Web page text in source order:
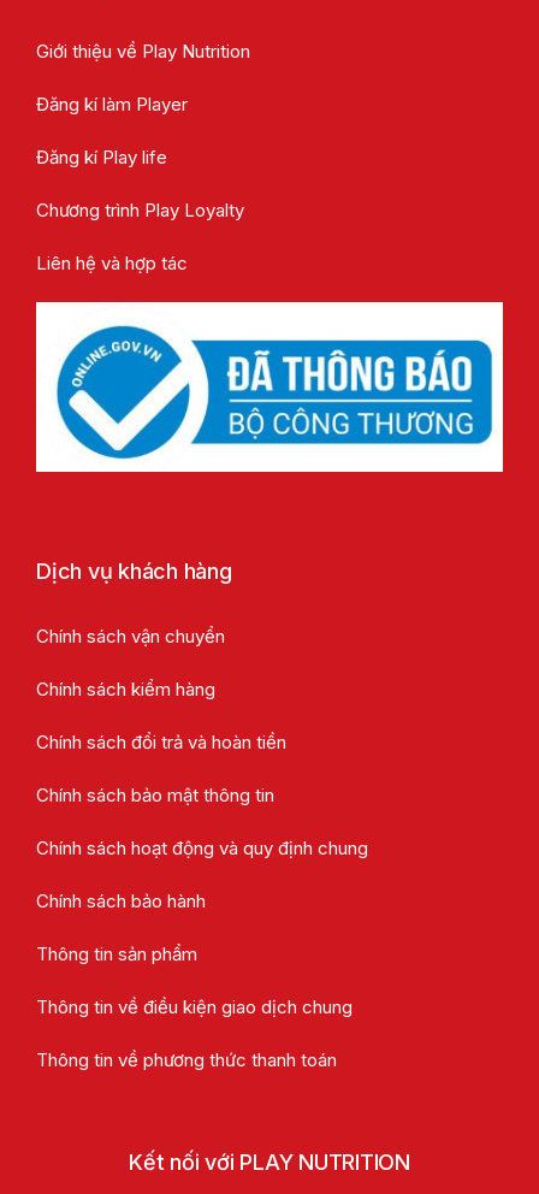
Giới thiệu về Play Nutrition
Đăng kí làm Player
Đăng kí Play life
Chương trình Play Loyalty
Liên hệ và hợp tác
Dịch vụ khách hàng
Chính sách vận chuyển
Chính sách kiểm hàng
Chính sách đổi trả và hoàn tiền
Chính sách bảo mật thông tin
Chính sách hoạt động và quy định chung
Chính sách bảo hành
Thông tin sản phẩm
Thông tin về điều kiện giao dịch chung
Thông tin về phương thức thanh toán
Kết nối với PLAY NUTRITION